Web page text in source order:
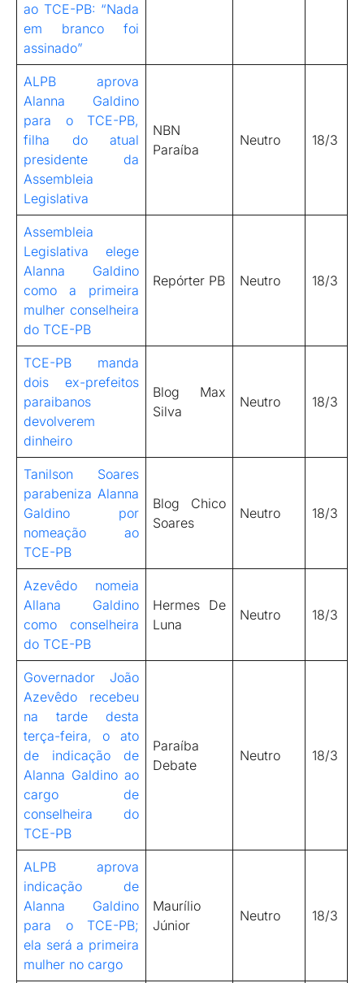
ao TCE-PB: “Nada
em branco foi
assinado”
ALPB aprova
Alanna Galdino
para o TCE-PB,
filha do atual
presidente da
Assembleia
Legislativa
NBN
Paraíba
Neutro 18/3
Assembleia
Legislativa elege
Alanna Galdino
como a primeira
mulher conselheira
do TCE-PB
Repórter PB Neutro 18/3
TCE-PB manda
dois ex-prefeitos
paraibanos
devolverem
dinheiro
Blog Max
Silva
Neutro 18/3
Tanilson Soares
parabeniza Alanna
Galdino por
nomeação ao
TCE-PB
Blog Chico
Soares
Neutro 18/3
Azevêdo nomeia
Allana Galdino
como conselheira
do TCE-PB
Hermes De
Luna
Neutro 18/3
Governador João
Azevêdo recebeu
na tarde desta
terça-feira, o ato
de indicação de
Alanna Galdino ao
cargo de
conselheira do
TCE-PB
Paraíba
Debate
Neutro 18/3
ALPB aprova
indicação de
Alanna Galdino
para o TCE-PB;
ela será a primeira
mulher no cargo
Maurílio
Júnior
Neutro 18/3